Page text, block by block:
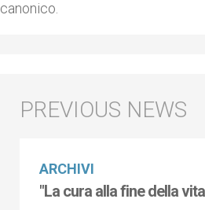
canonico.
ARCHIVI
"La cura alla fine della